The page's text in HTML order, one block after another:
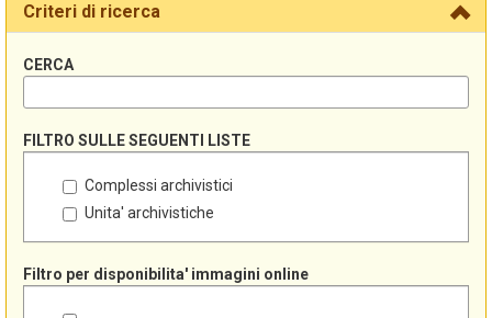
Criteri di ricerca
CERCA
FILTRO SULLE SEGUENTI LISTE
Complessi archivistici
Unita' archivistiche
Filtro per disponibilita' immagini online